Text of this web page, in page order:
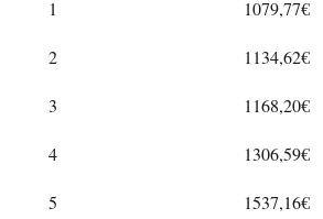
1 1079,77€
2 1134,62€
3 1168,20€
4 1306,59€
5 1537,16€